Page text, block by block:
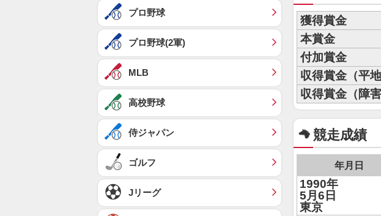
獲得賞金
本賞金
付加賞金
収得賞金（平地
収得賞金（障害
競走成績
年月日
1990年
5月6日
東京
プロ野球
プロ野球(2軍)
MLB
高校野球
侍ジャパン
ゴルフ
Jリーグ